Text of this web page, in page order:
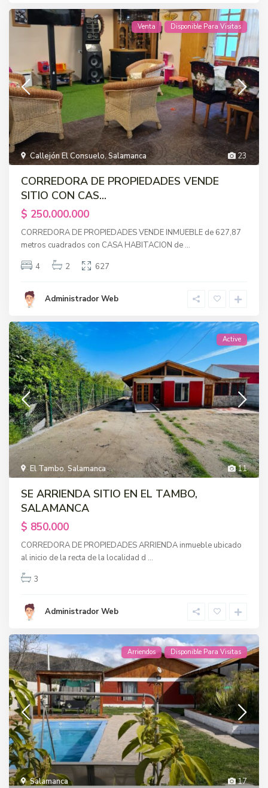
23
Callejón El Consuelo,Salamanca
Venta Disponible Para Visitas
CORREDORA DE PROPIEDADES VENDE
SITIO CON CAS...
$ 250.000.000
CORREDORA DE PROPIEDADES VENDE INMUEBLE de 627,87
metros cuadrados con CASA HABITACION de ...
4
2 627
Administrador Web
11
El Tambo,Salamanca
Active
SE ARRIENDA SITIO EN EL TAMBO,
SALAMANCA
$ 850.000
CORREDORA DE PROPIEDADES ARRIENDA inmueble ubicado
al inicio de la recta de la localidad d ...
3
Administrador Web
17
Salamanca
Arriendos Disponible Para Visitas